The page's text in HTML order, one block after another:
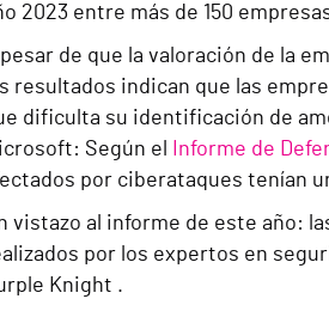
2023 entre más de 150
de que la valoración de la
resultados indican que las
dificulta su identificación de
Según el
Informe de
por ciberataques tenían
vistazo al informe de este año:
por los expertos en
Knight .